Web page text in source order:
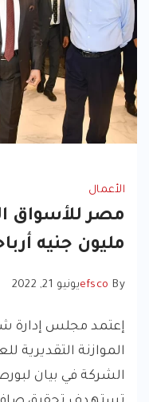
الأعمال
مليون جنيه أرباحاً
By
efscoيونيو 21, 2022
إعتمد مجلس إدارة
الشركة في بيان